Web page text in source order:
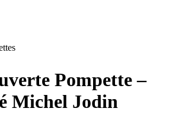
Pompette –
Michel Jodin